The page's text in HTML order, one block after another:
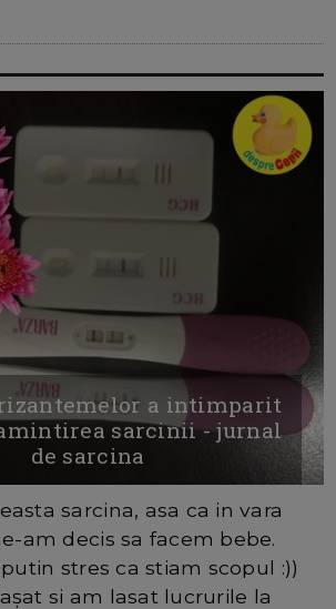
a intimparit
sarcinii - jurnal
de sarcina
sarcina, asa ca in vara
am decis sa facem bebe.
stres ca stiam scopul :))
si am lasat lucrurile la